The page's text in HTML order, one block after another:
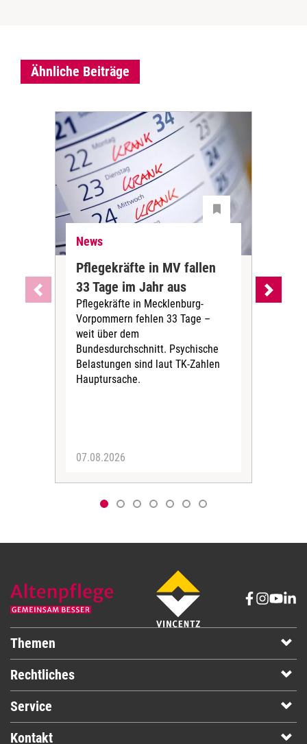
Ähnliche Beiträge
News
Pflegekräfte in MV fallen
33 Tage im Jahr aus
Pflegekräfte in Mecklenburg-
Vorpommern fehlen 33 Tage –
weit über dem
Bundesdurchschnitt. Psychische
Belastungen sind laut TK-Zahlen
Hauptursache.
07.08.2026
Themen
Rechtliches
Service
Kontakt